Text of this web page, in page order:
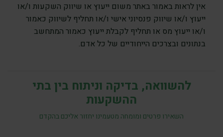
אין לראות באמור באתר משום ייעוץ או שיווק השקעות ו/או
ייעוץ ו/או שיווק פנסיוני אישי ו/או תחליף לשיווק כאמור
ו/או ייעוץ מס או תחליף לקבלת ייעוץ כאמור המתחשב
בנתונים ובצרכים הייחודיים של כל אדם.
להשוואה, בדיקה וניתוח בין בתי
ההשקעות
השאירו פרטים ומומחה מטעמינו יחזור אליכם בהקדם